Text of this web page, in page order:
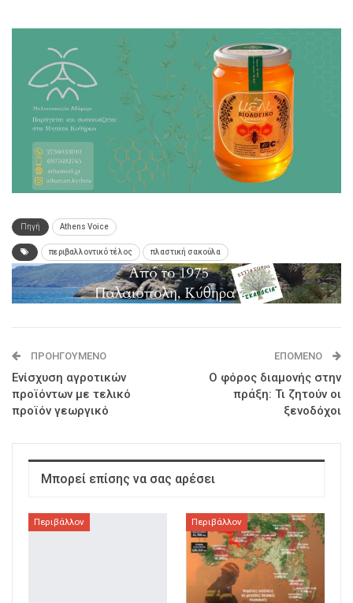
Πηγή Athens Voice
περιβαλλοντικό τέλος πλαστική σακούλα
ΠΡΟΗΓΟΎΜΕΝΟ
Ενίσχυση αγροτικών
προϊόντων με τελικό
προϊόν γεωργικό
ΕΠΌΜΕΝΟ
Ο φόρος διαμονής στην
πράξη: Τι ζητούν οι
ξενοδόχοι
Μπορεί επίσης να σας αρέσει
Περιβάλλον Περιβάλλον